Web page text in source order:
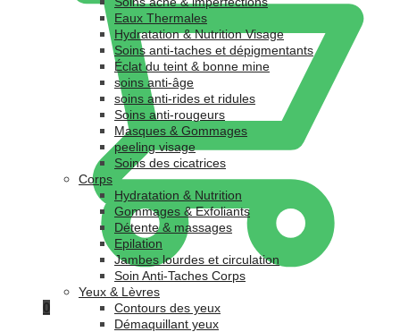
0
Eaux Thermales
Hydratation & Nutrition Visage
Soins anti-taches et dépigmentants
Éclat du teint & bonne mine
soins anti-âge
soins anti-rides et ridules
Soins anti-rougeurs
Masques & Gommages
peeling visage
Soins des cicatrices
Corps
Hydratation & Nutrition
Gommages & Exfoliants
Détente & massages
Epilation
Jambes lourdes et circulation
Soin Anti-Taches Corps
Yeux & Lèvres
Contours des yeux
Démaquillant yeux